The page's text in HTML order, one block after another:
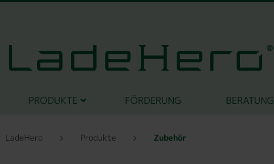
PRODUKTE FÖRDERUNG BERATUNG
LadeHero Produkte Zubehör